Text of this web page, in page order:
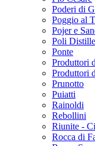
Poderi di
Poggio al
Pojer e
Poli
Ponte
Produttori
Produttori
Prunotto
Puiatti
Rainoldi
Rebollini
Riunite -
Rocca di